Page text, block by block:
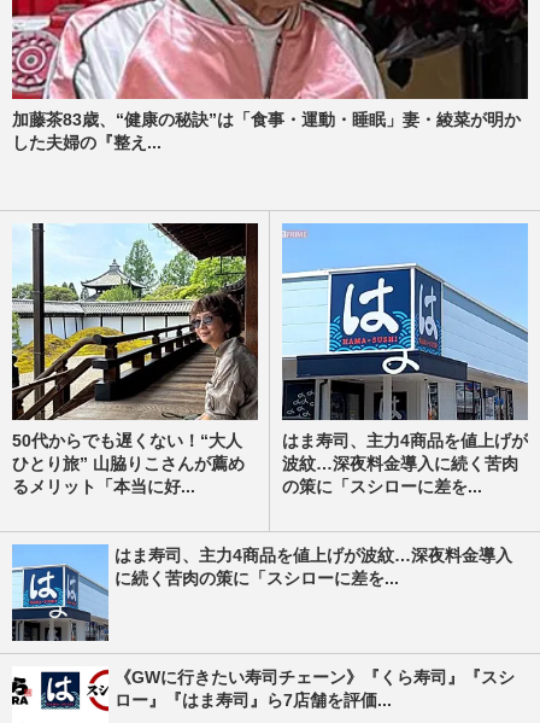
加藤茶83歳、“健康の秘訣”は「食事・運動・睡眠」妻・綾菜が明か
した夫婦の『整え...
50代からでも遅くない！“大人
ひとり旅” 山脇りこさんが薦め
るメリット「本当に好...
はま寿司、主力4商品を値上げが
波紋…深夜料金導入に続く苦肉
の策に「スシローに差を...
はま寿司、主力4商品を値上げが波紋…深夜料金導入
に続く苦肉の策に「スシローに差を...
《GWに行きたい寿司チェーン》『くら寿司』『スシ
ロー』『はま寿司』ら7店舗を評価...